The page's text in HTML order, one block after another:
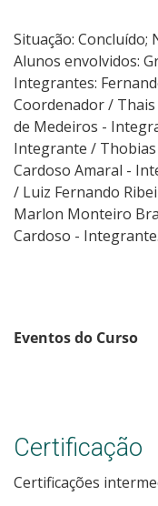
Situação: Concluído;
Alunos envolvidos:
Integrantes:
Coordenador /
de Medeiros -
Integrante /
Cardoso Amaral -
/ Luiz Fernando
Marlon Monteiro
Cardoso - Integrante.
Eventos do Curso
Certificação
Certificações